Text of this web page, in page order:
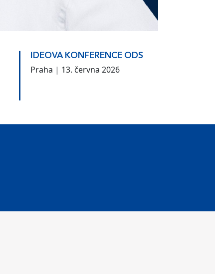
IDEOVÁ KONFERENCE ODS
Praha | 13. června 2026